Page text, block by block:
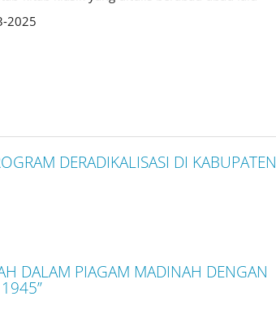
2025
DERADIKALISASI DI KABUPATEN
DALAM PIAGAM MADINAH DENGAN